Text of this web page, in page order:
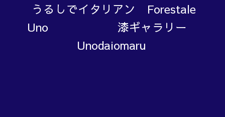
うるしでイタリアン Forestale
Uno 漆ギャラリー
Unodaiomaru